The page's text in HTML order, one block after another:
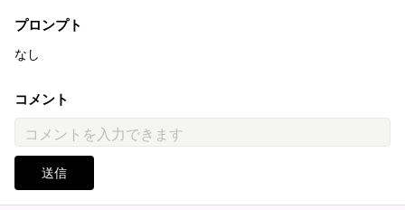
プロンプト
なし
コメント
送信